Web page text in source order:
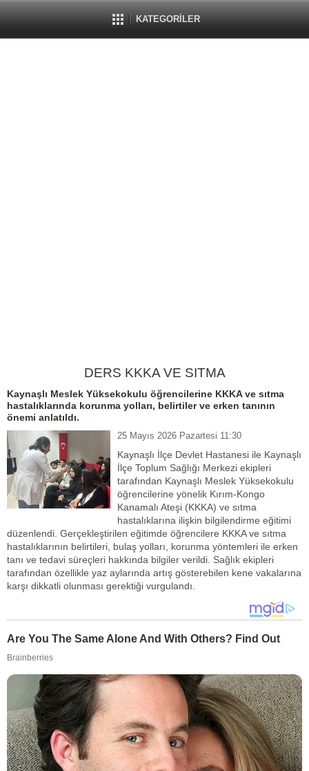
KATEGORİLER
DERS KKKA VE SITMA
Kaynaşlı Meslek Yüksekokulu öğrencilerine KKKA ve sıtma
hastalıklarında korunma yolları, belirtiler ve erken tanının
önemi anlatıldı.
25 Mayıs 2026 Pazartesi 11:30
Kaynaşlı İlçe Devlet Hastanesi ile Kaynaşlı
İlçe Toplum Sağlığı Merkezi ekipleri
tarafından Kaynaşlı Meslek Yüksekokulu
öğrencilerine yönelik Kırım-Kongo
Kanamalı Ateşi (KKKA) ve sıtma
hastalıklarına ilişkin bilgilendirme eğitimi
düzenlendi. Gerçekleştirilen eğitimde öğrencilere KKKA ve sıtma
hastalıklarının belirtileri, bulaş yolları, korunma yöntemleri ile erken
tanı ve tedavi süreçleri hakkında bilgiler verildi. Sağlık ekipleri
tarafından özellikle yaz aylarında artış gösterebilen kene vakalarına
karşı dikkatli olunması gerektiği vurgulandı.